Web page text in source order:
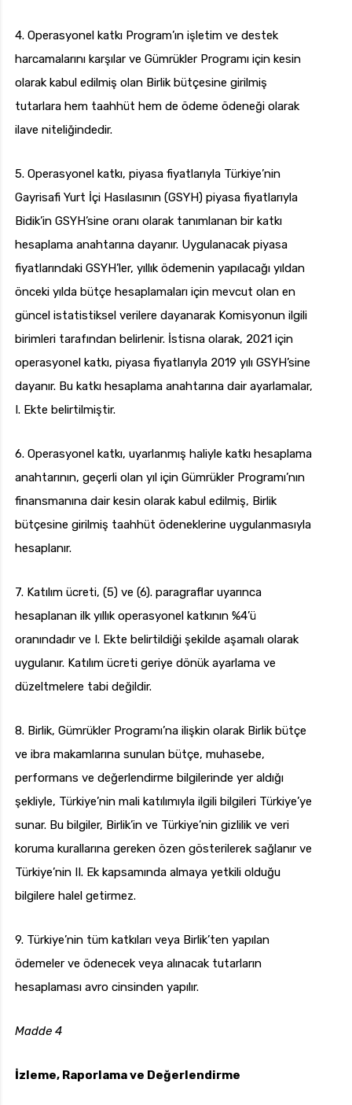
4. Operasyonel katkı Program’ın işletim ve destek
harcamalarını karşılar ve Gümrükler Programı için kesin
olarak kabul edilmiş olan Birlik bütçesine girilmiş
tutarlara hem taahhüt hem de ödeme ödeneği olarak
ilave niteliğindedir.
5. Operasyonel katkı, piyasa fiyatlarıyla Türkiye’nin
Gayrisafi Yurt İçi Hasılasının (GSYH) piyasa fiyatlarıyla
Bidik’in GSYH’sine oranı olarak tanımlanan bir katkı
hesaplama anahtarına dayanır. Uygulanacak piyasa
fiyatlarındaki GSYH’ler, yıllık ödemenin yapılacağı yıldan
önceki yılda bütçe hesaplamaları için mevcut olan en
güncel istatistiksel verilere dayanarak Komisyonun ilgili
birimleri tarafından belirlenir. İstisna olarak, 2021 için
operasyonel katkı, piyasa fiyatlarıyla 2019 yılı GSYH’sine
dayanır. Bu katkı hesaplama anahtarına dair ayarlamalar,
I. Ekte belirtilmiştir.
6. Operasyonel katkı, uyarlanmış haliyle katkı hesaplama
anahtarının, geçerli olan yıl için Gümrükler Programı’nın
finansmanına dair kesin olarak kabul edilmiş, Birlik
bütçesine girilmiş taahhüt ödeneklerine uygulanmasıyla
hesaplanır.
7. Katılım ücreti, (5) ve (6). paragraflar uyarınca
hesaplanan ilk yıllık operasyonel katkının %4’ü
oranındadır ve I. Ekte belirtildiği şekilde aşamalı olarak
uygulanır. Katılım ücreti geriye dönük ayarlama ve
düzeltmelere tabi değildir.
8. Birlik, Gümrükler Programı’na ilişkin olarak Birlik bütçe
ve ibra makamlarına sunulan bütçe, muhasebe,
performans ve değerlendirme bilgilerinde yer aldığı
şekliyle, Türkiye’nin mali katılımıyla ilgili bilgileri Türkiye’ye
sunar. Bu bilgiler, Birlik’in ve Türkiye’nin gizlilik ve veri
koruma kurallarına gereken özen gösterilerek sağlanır ve
Türkiye’nin II. Ek kapsamında almaya yetkili olduğu
bilgilere halel getirmez.
9. Türkiye’nin tüm katkıları veya Birlik’ten yapılan
ödemeler ve ödenecek veya alınacak tutarların
hesaplaması avro cinsinden yapılır.
Madde 4
İzleme, Raporlama ve Değerlendirme